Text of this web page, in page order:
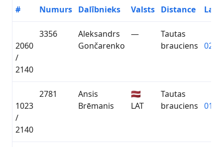
# Numurs Dalībnieks Valsts Distance
2060
/
2140
3356
Aleksandrs
Gončarenko
—
Tautas
brauciens
1023
/
2140
2781
Ansis
Brēmanis
🇱🇻
LAT
Tautas
brauciens